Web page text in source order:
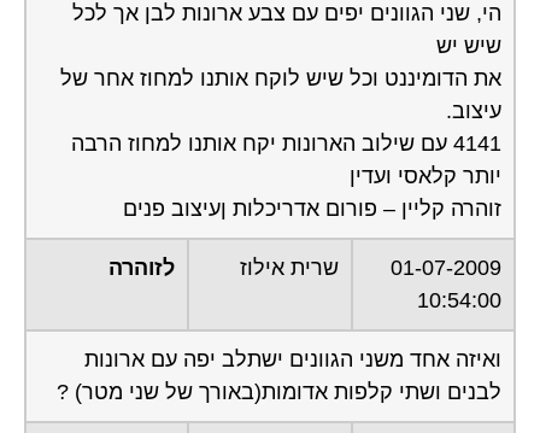
הי, שני הגוונים יפים עם צבע ארונות לבן אך לכל
שיש יש
את הדומיננט וכל שיש לוקח אותנו למחוז אחר של
עיצוב.
4141 עם שילוב הארונות יקח אותנו למחוז הרבה
יותר קלאסי ועדין
זוהרה קליין – פורום אדריכלות ןעיצוב פנים
01-07-2009
10:54:00
שרית אילוז לזוהרה
ואיזה אחד משני הגוונים ישתלב יפה עם ארונות
לבנים ושתי קלפות אדומות(באורך של שני מטר) ?